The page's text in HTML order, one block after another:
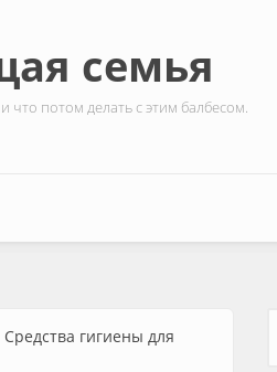
семья
что потом делать с этим балбесом.
Средства гигиены для